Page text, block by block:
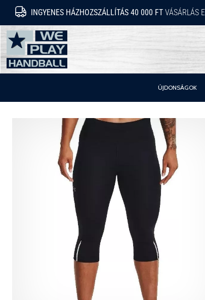
INGYENES HÁZHOZSZÁLLÍTÁS 40 000 FT VÁSÁRLÁS
WePlayHandball.hu
ÚJDONSÁGOK